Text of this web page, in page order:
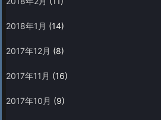
2018年1月 (14)
2017年12月 (8)
2017年11月 (16)
2017年10月 (9)